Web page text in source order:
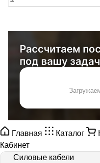
Рассчитаем
под вашу
Главная Каталог
Кабинет
Силовые кабели